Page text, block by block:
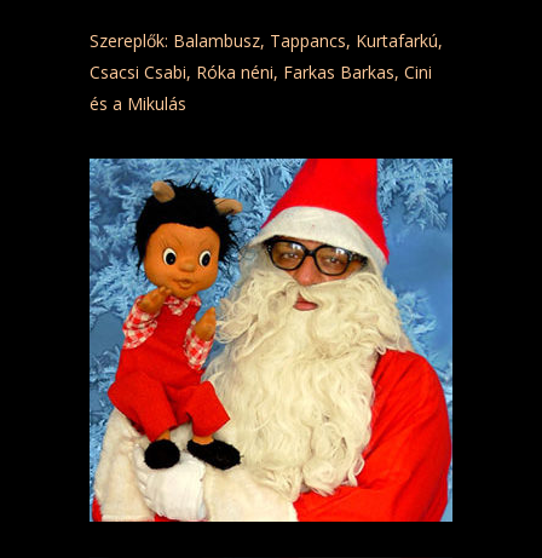
Szereplők: Balambusz, Tappancs, Kurtafarkú,
Csacsi Csabi, Róka néni, Farkas Barkas, Cini
és a Mikulás